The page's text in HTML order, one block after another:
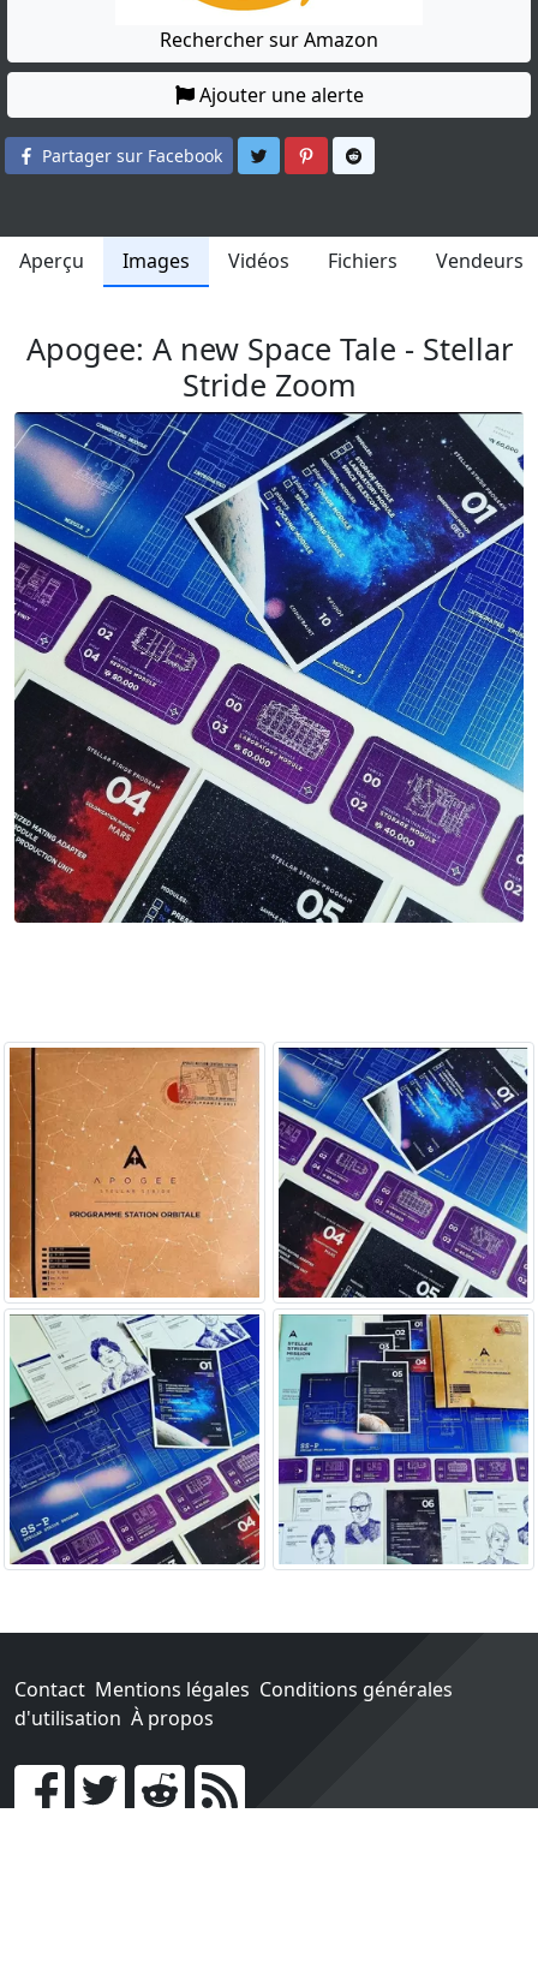
Rechercher sur Amazon
Ajouter une alerte
Partager sur Facebook Partager sur Twitter
Partager sur Pinterest
Aperçu Images Vidéos Fichiers Vendeurs
Apogee: A new Space Tale - Stellar
Stride Zoom
Contact Mentions légales Conditions générales
d'utilisation À propos